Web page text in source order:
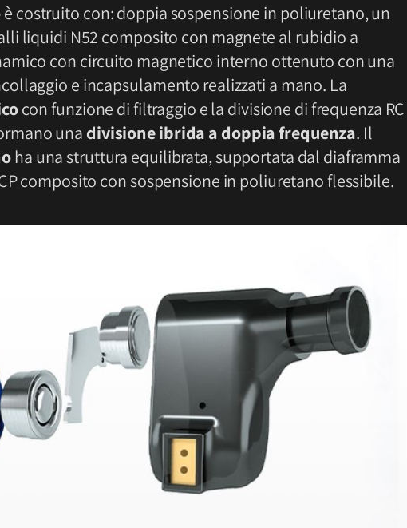
è costruito con: doppia sospensione in poliuretano, un
liquidi N52 composito con magnete al rubidio a
con circuito magnetico interno ottenuto con una
e incapsulamento realizzati a mano. La
con funzione di filtraggio e la divisione di frequenza RC
una divisione ibrida a doppia frequenza. Il
ha una struttura equilibrata, supportata dal diaframma
composito con sospensione in poliuretano flessibile.